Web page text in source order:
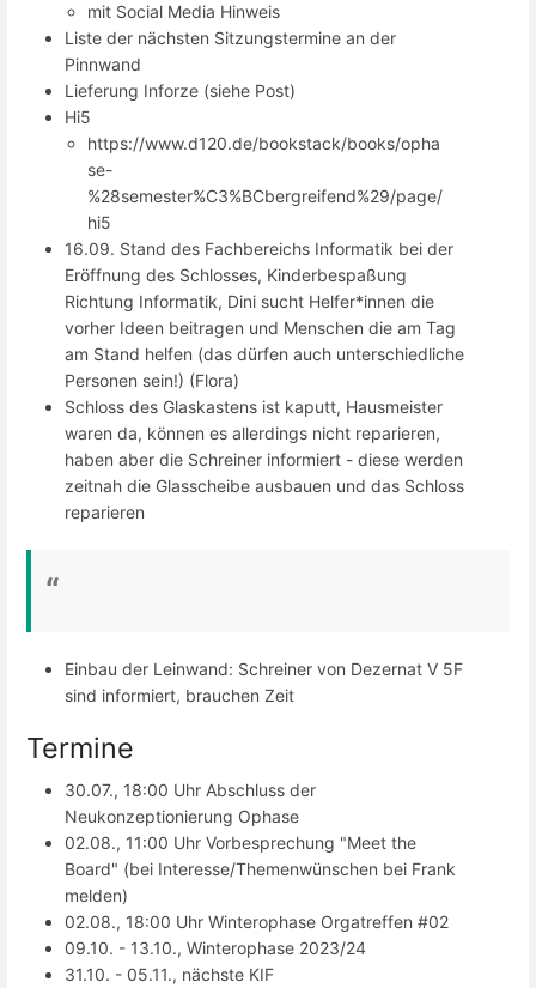
mit Social Media Hinweis
Liste der nächsten Sitzungstermine an der
Pinnwand
Lieferung Inforze (siehe Post)
Hi5
https://www.d120.de/bookstack/books/opha
se-
%28semester%C3%BCbergreifend%29/page/
hi5
16.09. Stand des Fachbereichs Informatik bei der
Eröffnung des Schlosses, Kinderbespaßung
Richtung Informatik, Dini sucht Helfer*innen die
vorher Ideen beitragen und Menschen die am Tag
am Stand helfen (das dürfen auch unterschiedliche
Personen sein!) (Flora)
Schloss des Glaskastens ist kaputt, Hausmeister
waren da, können es allerdings nicht reparieren,
haben aber die Schreiner informiert - diese werden
zeitnah die Glasscheibe ausbauen und das Schloss
reparieren
Einbau der Leinwand: Schreiner von Dezernat V 5F
sind informiert, brauchen Zeit
Termine
30.07., 18:00 Uhr Abschluss der
Neukonzeptionierung Ophase
02.08., 11:00 Uhr Vorbesprechung "Meet the
Board" (bei Interesse/Themenwünschen bei Frank
melden)
02.08., 18:00 Uhr Winterophase Orgatreffen #02
09.10. - 13.10., Winterophase 2023/24
31.10. - 05.11., nächste KIF